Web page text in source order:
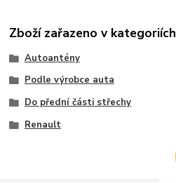
Zboží zařazeno v kategoriích
Autoantény
Podle výrobce auta
Do přední části střechy
Renault